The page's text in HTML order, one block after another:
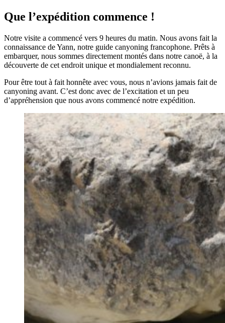
Que l’expédition commence !
Notre visite a commencé vers 9 heures du matin. Nous avons fait la
connaissance de Yann, notre guide canyoning francophone. Prêts à
embarquer, nous sommes directement montés dans notre canoë, à la
découverte de cet endroit unique et mondialement reconnu.
Pour être tout à fait honnête avec vous, nous n’avions jamais fait de
canyoning avant. C’est donc avec de l’excitation et un peu
d’appréhension que nous avons commencé notre expédition.